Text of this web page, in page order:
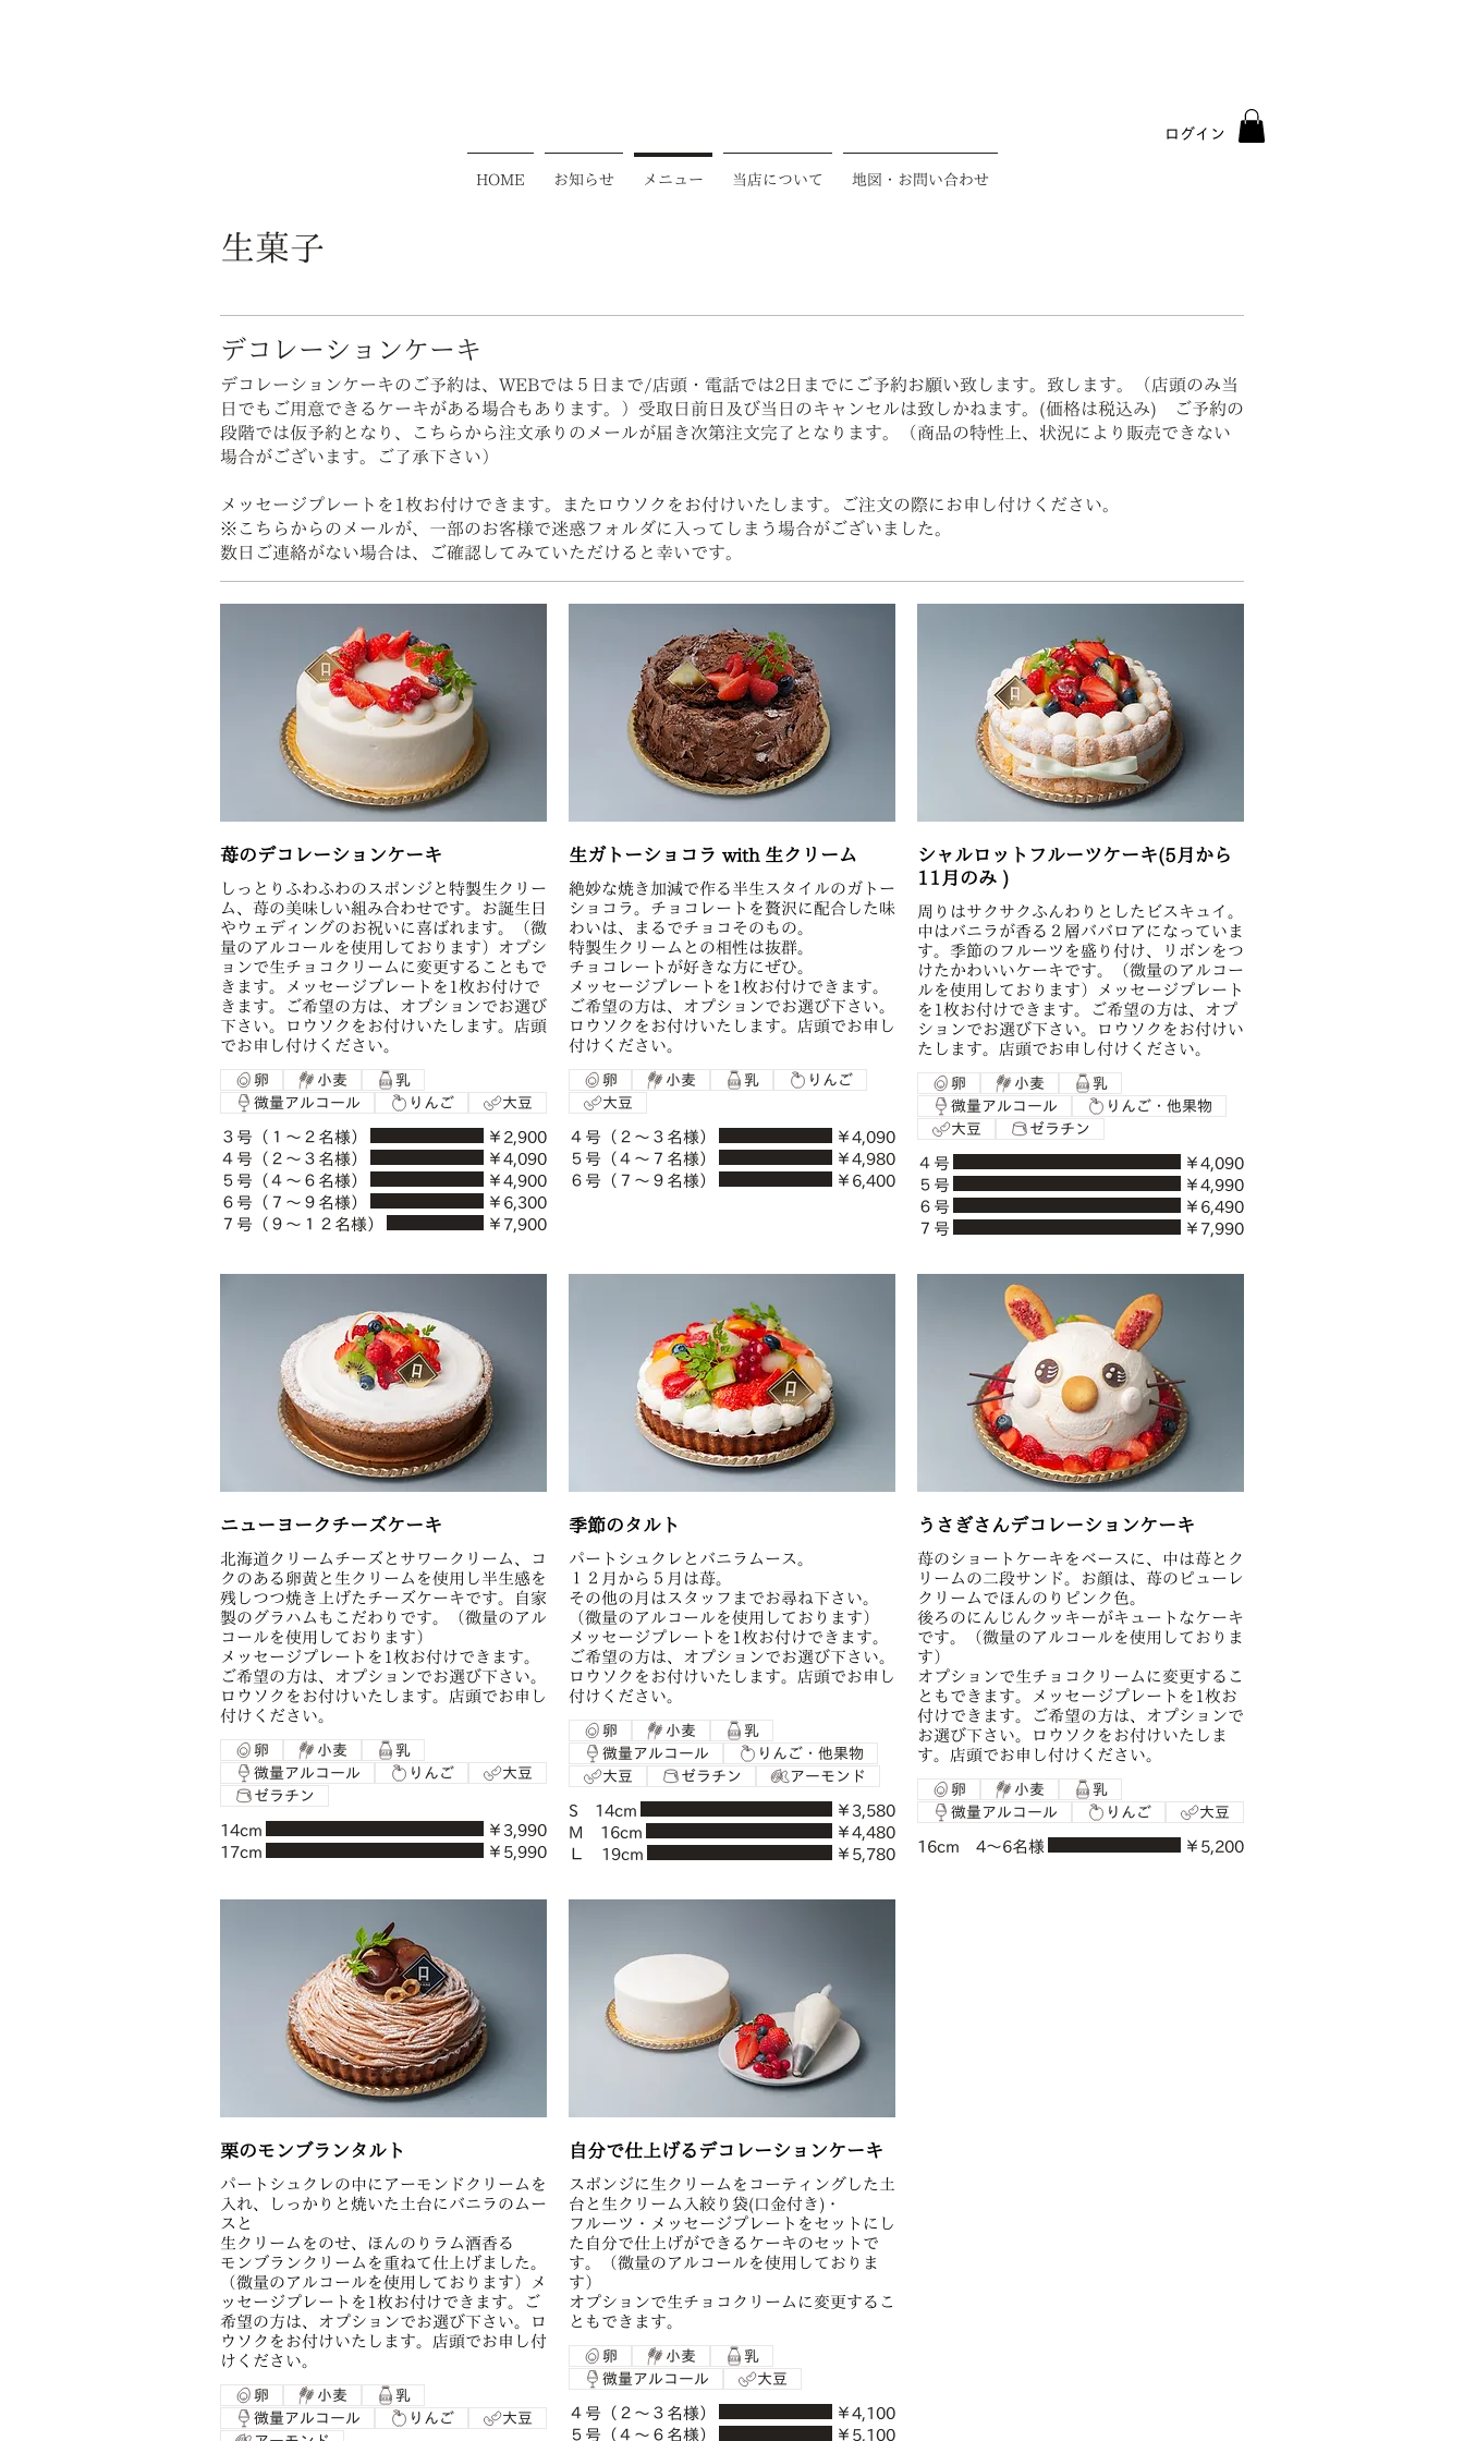
ログイン
HOME お知らせ メニュー 当店について 地図・お問い合わせ
生菓子
デコレーションケーキ
デコレーションケーキのご予約は、WEBでは５日まで/店頭・電話では2日までにご予約お願い致します。致します。（店頭のみ当
日でもご用意できるケーキがある場合もあります。）受取日前日及び当日のキャンセルは致しかねます。(価格は税込み) ご予約の
段階では仮予約となり、こちらから注文承りのメールが届き次第注文完了となります。（商品の特性上、状況により販売できない
場合がございます。ご了承下さい）
メッセージプレートを1枚お付けできます。またロウソクをお付けいたします。ご注文の際にお申し付けください。
※こちらからのメールが、一部のお客様で迷惑フォルダに入ってしまう場合がございました。
数日ご連絡がない場合は、ご確認してみていただけると幸いです。
苺のデコレーションケーキ
しっとりふわふわのスポンジと特製生クリー
ム、苺の美味しい組み合わせです。お誕生日
やウェディングのお祝いに喜ばれます。（微
量のアルコールを使用しております）オプシ
ョンで生チョコクリームに変更することもで
きます。メッセージプレートを1枚お付けで
きます。ご希望の方は、オプションでお選び
下さい。ロウソクをお付けいたします。店頭
でお申し付けください。
３号（１〜２名様）
￥2,900
４号（２〜３名様）
￥4,090
５号（４〜６名様）
￥4,900
６号（７〜９名様）
￥6,300
７号（９〜１２名様）
￥7,900
卵 小麦
乳
微量アルコール
りんご 大豆
生ガトーショコラ with 生クリーム
絶妙な焼き加減で作る半生スタイルのガトー
ショコラ。チョコレートを贅沢に配合した味
わいは、まるでチョコそのもの。
特製生クリームとの相性は抜群。
チョコレートが好きな方にぜひ。
メッセージプレートを1枚お付けできます。
ご希望の方は、オプションでお選び下さい。
ロウソクをお付けいたします。店頭でお申し
付けください。
４号（２〜３名様）
￥4,090
５号（４〜７名様）
￥4,980
６号（７〜９名様）
￥6,400
卵 小麦 乳
りんご
大豆
シャルロットフルーツケーキ(5月から
11月のみ )
周りはサクサクふんわりとしたビスキュイ。
中はバニラが香る２層ババロアになっていま
す。季節のフルーツを盛り付け、リボンをつ
けたかわいいケーキです。（微量のアルコー
ルを使用しております）メッセージプレート
を1枚お付けできます。ご希望の方は、オプ
ションでお選び下さい。ロウソクをお付けい
たします。店頭でお申し付けください。
４号
￥4,090
５号
￥4,990
６号
￥6,490
７号
￥7,990
卵 小麦
乳
微量アルコール
りんご・他果物
大豆
ゼラチン
ニューヨークチーズケーキ
北海道クリームチーズとサワークリーム、コ
クのある卵黄と生クリームを使用し半生感を
残しつつ焼き上げたチーズケーキです。自家
製のグラハムもこだわりです。（微量のアル
コールを使用しております）
メッセージプレートを1枚お付けできます。
ご希望の方は、オプションでお選び下さい。
ロウソクをお付けいたします。店頭でお申し
付けください。
14cm
￥3,990
17cm
￥5,990
卵 小麦
乳
微量アルコール
りんご
大豆
ゼラチン
季節のタルト
パートシュクレとバニラムース。
１２月から５月は苺。
その他の月はスタッフまでお尋ね下さい。
（微量のアルコールを使用しております）
メッセージプレートを1枚お付けできます。
ご希望の方は、オプションでお選び下さい。
ロウソクをお付けいたします。店頭でお申し
付けください。
S 14cm
￥3,580
M 16cm
￥4,480
Ｌ 19cm
￥5,780
卵 小麦
乳
微量アルコール
りんご・他果物
大豆
ゼラチン アーモンド
うさぎさんデコレーションケーキ
苺のショートケーキをベースに、中は苺とク
リームの二段サンド。お顔は、苺のピューレ
クリームでほんのりピンク色。
後ろのにんじんクッキーがキュートなケーキ
です。（微量のアルコールを使用しておりま
す）
オプションで生チョコクリームに変更するこ
ともできます。メッセージプレートを1枚お
付けできます。ご希望の方は、オプションで
お選び下さい。ロウソクをお付けいたしま
す。店頭でお申し付けください。
16cm 4〜6名様 ￥5,200
卵 小麦
乳
微量アルコール
りんご 大豆
栗のモンブランタルト
パートシュクレの中にアーモンドクリームを
入れ、しっかりと焼いた土台にバニラのムー
スと
生クリームをのせ、ほんのりラム酒香る
モンブランクリームを重ねて仕上げました。
（微量のアルコールを使用しております）メ
ッセージプレートを1枚お付けできます。ご
希望の方は、オプションでお選び下さい。ロ
ウソクをお付けいたします。店頭でお申し付
けください。
卵 小麦
乳
微量アルコール
りんご
大豆
自分で仕上げるデコレーションケーキ
スポンジに生クリームをコーティングした土
台と生クリーム入絞り袋(口金付き)・
フルーツ・メッセージプレートをセットにし
た自分で仕上げができるケーキのセットで
す。（微量のアルコールを使用しておりま
す）
オプションで生チョコクリームに変更するこ
ともできます。
４号（２〜３名様）
￥4,100
５号（４〜６名様）
￥5,100
卵 小麦
乳
微量アルコール
大豆